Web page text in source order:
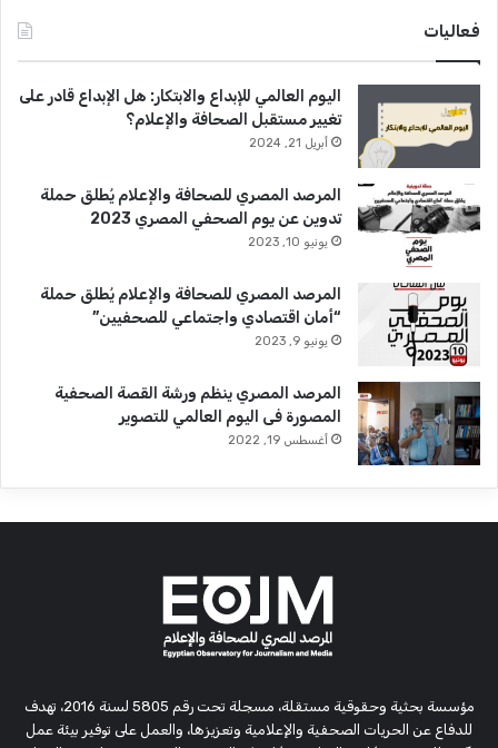
فعاليات
اليوم العالمي للإبداع والابتكار: هل الإبداع قادر على
تغيير مستقبل الصحافة والإعلام؟
أبريل 21, 2024
المرصد المصري للصحافة والإعلام يُطلق حملة
تدوين عن يوم الصحفي المصري 2023
يونيو 10, 2023
المرصد المصري للصحافة والإعلام يُطلق حملة
“أمان اقتصادي واجتماعي للصحفيين”
يونيو 9, 2023
المرصد المصري ينظم ورشة القصة الصحفية
المصورة فى اليوم العالمي للتصوير
أغسطس 19, 2022
مؤسسة بحثية وحقوقية مستقلة، مسجلة تحت رقم 5805 لسنة 2016، تهدف
للدفاع عن الحريات الصحفية والإعلامية وتعزيزها، والعمل على توفير بيئة عمل